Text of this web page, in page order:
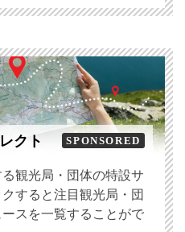
クト SPONSORED
観光局・団体の特設サ
すると注目観光局・団
スを一覧することがで